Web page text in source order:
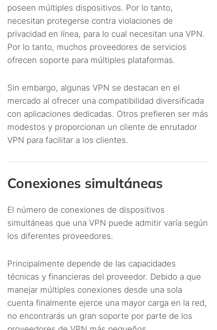
poseen múltiples dispositivos. Por lo tanto,
necesitan protegerse contra violaciones de
privacidad en línea, para lo cual necesitan una VPN.
Por lo tanto, muchos proveedores de servicios
ofrecen soporte para múltiples plataformas.
Sin embargo, algunas VPN se destacan en el
mercado al ofrecer una compatibilidad diversificada
con aplicaciones dedicadas. Otros prefieren ser más
modestos y proporcionan un cliente de enrutador
VPN para facilitar a los clientes.
Conexiones simultáneas
El número de conexiones de dispositivos
simultáneas que una VPN puede admitir varía según
los diferentes proveedores.
Principalmente depende de las capacidades
técnicas y financieras del proveedor. Debido a que
manejar múltiples conexiones desde una sola
cuenta finalmente ejerce una mayor carga en la red,
no encontrarás un gran soporte por parte de los